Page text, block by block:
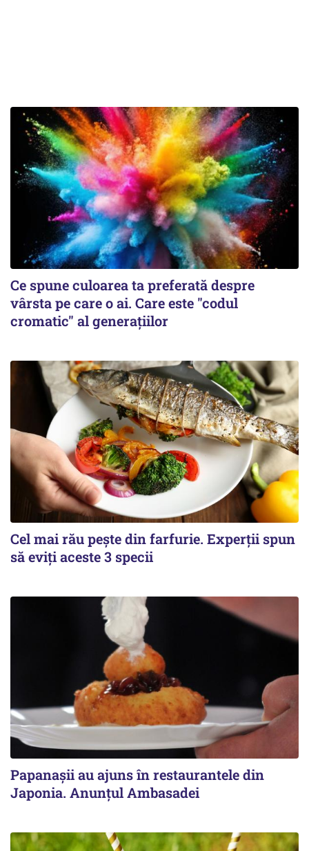
Ce spune culoarea ta preferată despre
vârsta pe care o ai. Care este "codul
cromatic" al generațiilor
Cel mai rău pește din farfurie. Experții spun
să eviți aceste 3 specii
Papanașii au ajuns în restaurantele din
Japonia. Anunțul Ambasadei